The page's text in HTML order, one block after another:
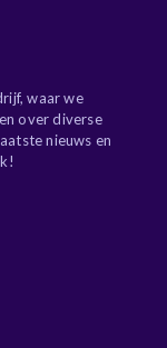
waar we
over diverse
nieuws en